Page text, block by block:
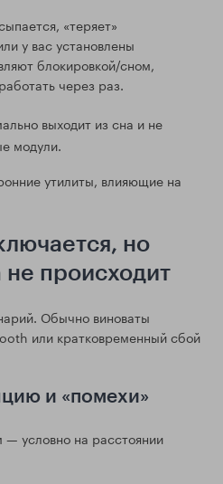
«теряет»
у вас установлены
блокировкой/сном,
через раз.
выходит из сна и не
модули.
утилиты, влияющие на
но
не происходит
Обычно виноваты
или кратковременный сбой
и «помехи»
условно на расстоянии